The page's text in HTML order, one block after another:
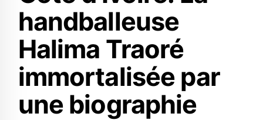
handballeuse
Halima Traoré
immortalisée par
une biographie